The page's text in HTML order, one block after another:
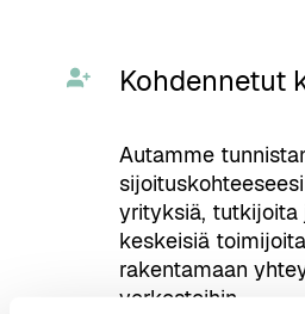
Kohdennetut
Autamme
yrityksiä, tutkijoita
keskeisiä
rakentamaan
verkostoihin.